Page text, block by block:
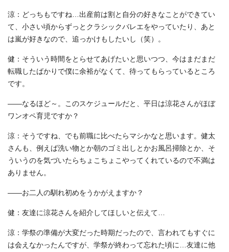
涼：どっちもですね…出産前は割と自分の好きなことができてい
て、小さい頃からずっとクラシックバレエをやっていたり、あと
は嵐が好きなので、追っかけもしたいし（笑）。
健：そういう時間をとらせてあげたいと思いつつ、今はまだまだ
転職したばかりで僕に余裕がなくて、待ってもらっているところ
です。
――なるほど～。このスケジュールだと、平日は涼花さんがほぼ
ワンオペ育児ですか？
涼：そうですね、でも前職に比べたらマシかなと思います。健太
さんも、例えば洗い物とか朝のゴミ出しとかお風呂掃除とか、そ
ういうのを気づいたらちょこちょこやってくれているので不満は
ありません。
――お二人の馴れ初めをうかがえますか？
健：友達に涼花さんを紹介してほしいと伝えて…
涼：学祭の準備が大変だった時期だったので、言われてもすぐに
は会えなかったんですが、学祭が終わって忘れた頃に…友達に他